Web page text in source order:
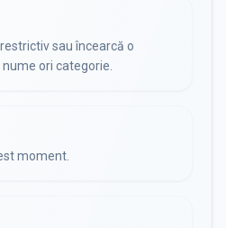
sau încearcă o
ori categorie.
moment.